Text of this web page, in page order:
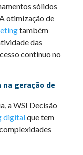
sólidos
otimização de
também
das
contínuo no
na geração de
a WSI Decisão
digitalque tem